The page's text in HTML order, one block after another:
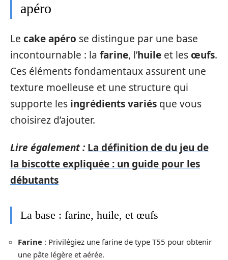
apéro
Le cake apéro se distingue par une base
incontournable : la farine, l’huile et lesœufs.
Ces éléments fondamentaux assurent une
texture moelleuse et une structure qui
supporte les ingrédients variés que vous
choisirez d’ajouter.
Lire également : La définition de du jeu de
la biscotte expliquée : un guide pour les
débutants
La base : farine, huile, et œufs
Farine : Privilégiez une farine de type T55 pour obtenir
une pâte légère et aérée.